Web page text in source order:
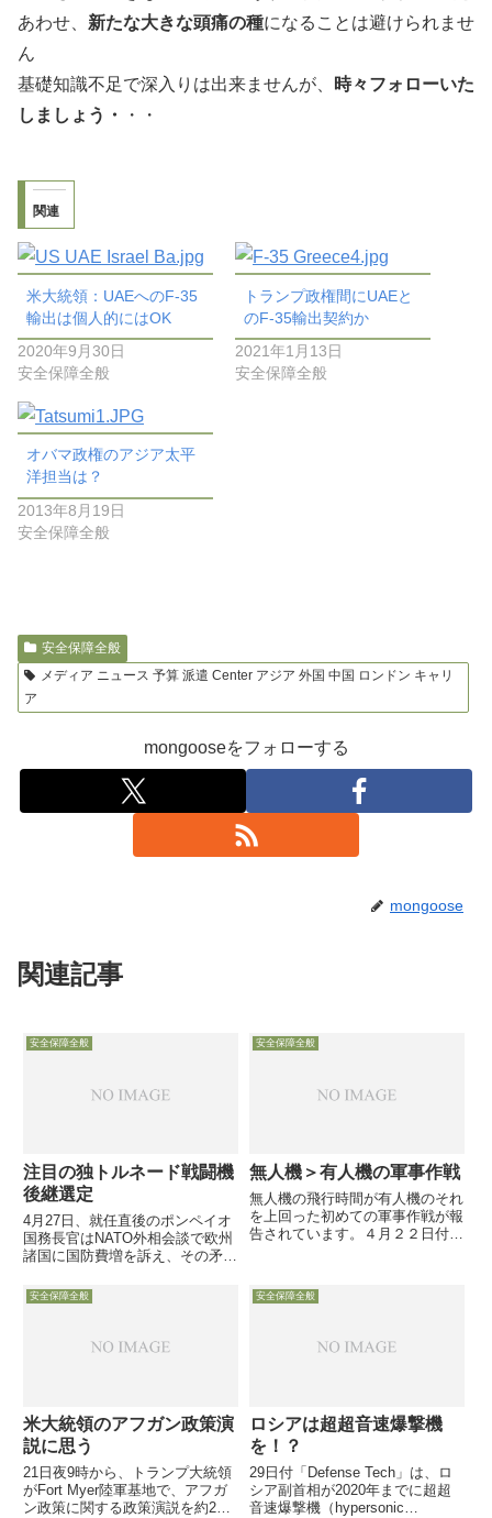
あわせ、 新たな大きな頭痛の種になることは避けられませ
ん
基礎知識不足で深入りは出来ませんが、
時々フォローいた
しましょう・
・・
関連
米大統領：UAEへのF-35
輸出は個人的にはOK
2020年9月30日
安全保障全般
トランプ政権間にUAEと
のF-35輸出契約か
2021年1月13日
安全保障全般
オバマ政権のアジア太平
洋担当は？
2013年8月19日
安全保障全般
安全保障全般
メディア ニュース 予算 派遣 Center アジア 外国 中国 ロンドン キャリ
ア
mongooseをフォローする
mongoose
関連記事
安全保障全般
注目の独トルネード戦闘機
後継選定
4月27日、就任直後のポンペイオ
国務長官はNATO外相会談で欧州
諸国に国防費増を訴え、その矛先
メルケル首相も努力すると発言す
る中で・・・25日、開催中のベ
ターCEOが、独空軍が保有...
安全保障全般
無人機＞有人機の軍事作戦
無人機の飛行時間が有人機のそれ
を上回った初めての軍事作戦が報
告されています。４月２２日付の
軍開発部門の元責任者、イツハ
ク・ベンイスラエル准将は、「２
安全保障全般
米大統領のアフガン政策演
説に思う
21日夜9時から、トランプ大統領
がFort Myer陸軍基地で、アフガ
ン政策に関する政策演説を約25
安全保障全般
ロシアは超超音速爆撃機
を！？
29日付「Defense Tech」は、ロ
シア副首相が2020年までに超超
音速爆撃機（hypersonic